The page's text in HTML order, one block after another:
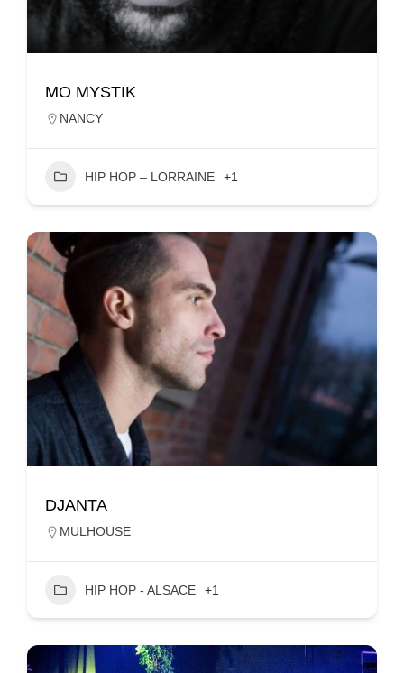
MO MYSTIK
NANCY
HIP HOP – LORRAINE +1
DJANTA
MULHOUSE
HIP HOP - ALSACE +1